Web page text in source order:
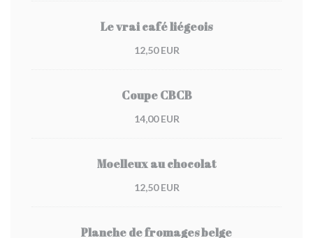
Le vrai café liégeois
12,50 EUR
Coupe CBCB
14,00 EUR
Moelleux au chocolat
12,50 EUR
Planche de fromages belge